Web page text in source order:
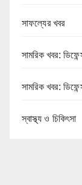
সাফল্যের খবর
সামরিক খবর:
সামরিক খবর:
স্বাস্থ্য ও চিকিৎসা